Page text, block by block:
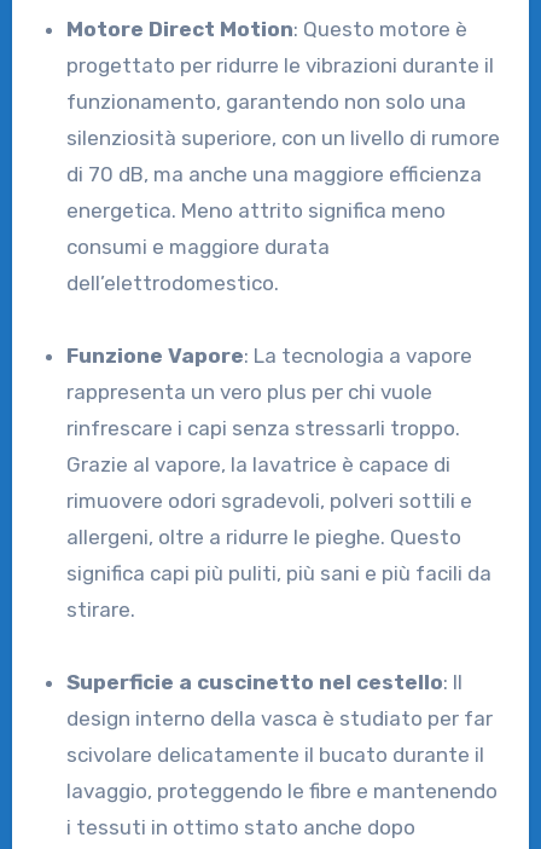
Motore Direct Motion: Questo motore è
progettato per ridurre le vibrazioni durante il
funzionamento, garantendo non solo una
silenziosità superiore, con un livello di rumore
di 70 dB, ma anche una maggiore efficienza
energetica. Meno attrito significa meno
consumi e maggiore durata
dell’elettrodomestico.
Funzione Vapore: La tecnologia a vapore
rappresenta un vero plus per chi vuole
rinfrescare i capi senza stressarli troppo.
Grazie al vapore, la lavatrice è capace di
rimuovere odori sgradevoli, polveri sottili e
allergeni, oltre a ridurre le pieghe. Questo
significa capi più puliti, più sani e più facili da
stirare.
Superficie a cuscinetto nel cestello: Il
design interno della vasca è studiato per far
scivolare delicatamente il bucato durante il
lavaggio, proteggendo le fibre e mantenendo
i tessuti in ottimo stato anche dopo